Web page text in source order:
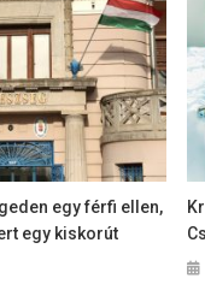
egy férfi ellen,
egy kiskorút